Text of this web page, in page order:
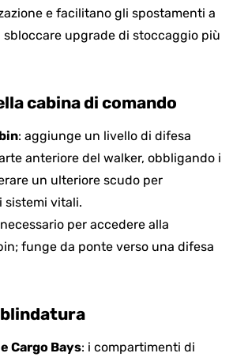
e facilitano gli spostamenti a
sbloccare upgrade di stoccaggio più
cabina di comando
: aggiunge un livello di difesa
anteriore del walker, obbligando i
un ulteriore scudo per
sistemi vitali.
per accedere alla
funge da ponte verso una difesa
Cargo Bays: i compartimenti di